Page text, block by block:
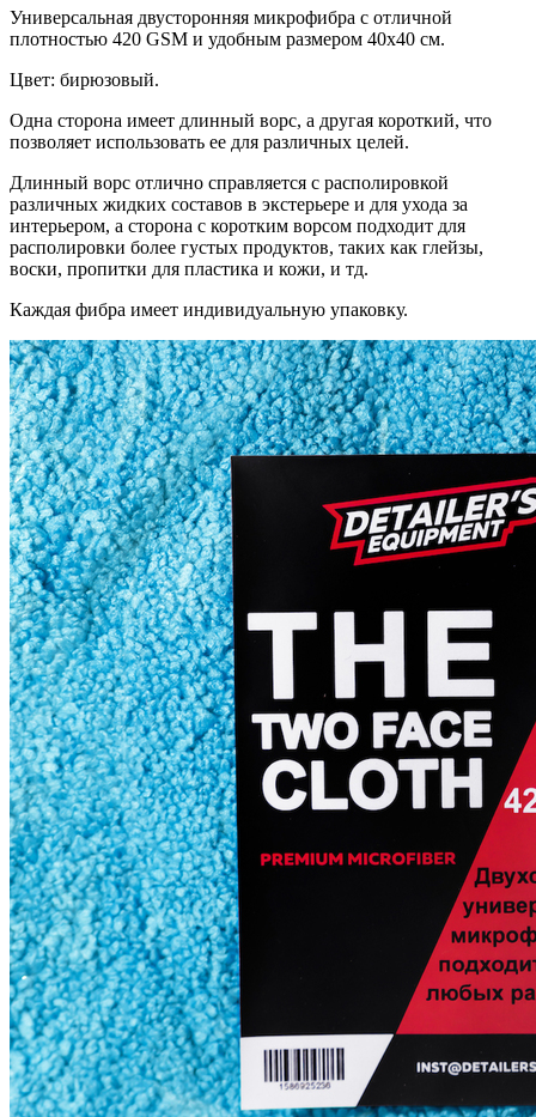
Универсальная двусторонняя микрофибра с отличной
плотностью 420 GSM и удобным размером 40х40 см.
Цвет: бирюзовый.
Одна сторона имеет длинный ворс, а другая короткий, что
позволяет использовать ее для различных целей.
Длинный ворс отлично справляется с располировкой
различных жидких составов в экстерьере и для ухода за
интерьером, а сторона с коротким ворсом подходит для
располировки более густых продуктов, таких как глейзы,
воски, пропитки для пластика и кожи, и тд.
Каждая фибра имеет индивидуальную упаковку.